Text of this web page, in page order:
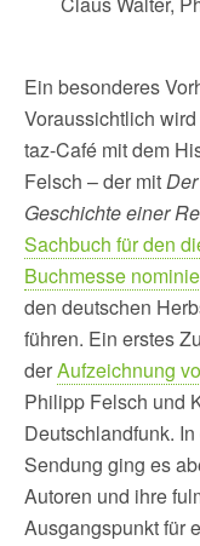
Ein besonderes
Voraussichtlich
taz-Café mit dem
Felsch – der mit
Geschichte einer
Sachbuch für den
Buchmesse
den deutschen
führen. Ein erstes
derAufzeichnung
Philipp Felsch und
Deutschlandfunk.
Sendung ging es
Autoren und ihre
Ausgangspunkt für